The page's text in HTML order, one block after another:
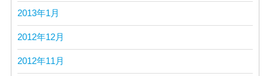
2013年1月
2012年12月
2012年11月